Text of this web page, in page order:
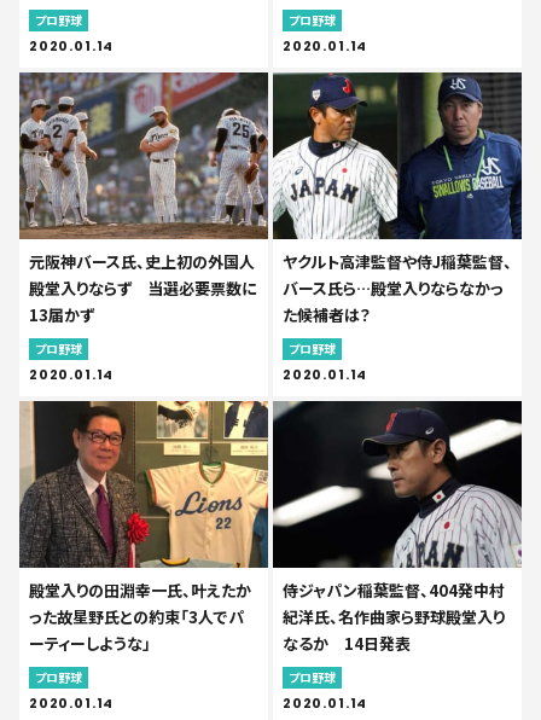
プロ野球
2020.01.14
プロ野球
2020.01.14
元阪神バース氏、史上初の外国人
殿堂入りならず 当選必要票数に
13届かず
プロ野球
2020.01.14
ヤクルト高津監督や侍J稲葉監督、
バース氏ら…殿堂入りならなかっ
た候補者は？
プロ野球
2020.01.14
殿堂入りの田淵幸一氏、叶えたか
った故星野氏との約束「3人でパ
ーティーしような」
プロ野球
2020.01.14
侍ジャパン稲葉監督、404発中村
紀洋氏、名作曲家ら野球殿堂入り
なるか 14日発表
プロ野球
2020.01.14